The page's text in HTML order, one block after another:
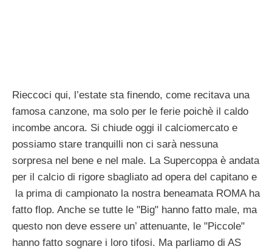
Rieccoci qui, l’estate sta finendo, come recitava una
famosa canzone, ma solo per le ferie poichè il caldo
incombe ancora. Si chiude oggi il calciomercato e
possiamo stare tranquilli non ci sarà nessuna
sorpresa nel bene e nel male. La Supercoppa è andata
per il calcio di rigore sbagliato ad opera del capitano e
la prima di campionato la nostra beneamata ROMA ha
fatto flop. Anche se tutte le "Big" hanno fatto male, ma
questo non deve essere un’ attenuante, le "Piccole"
hanno fatto sognare i loro tifosi. Ma parliamo di AS